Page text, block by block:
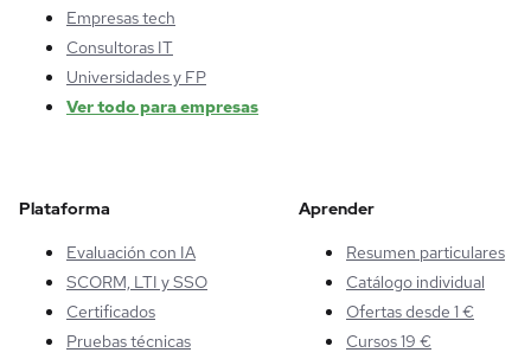
Empresas tech
Consultoras IT
Universidades y FP
Ver todo para empresas
Plataforma
Evaluación con IA
SCORM, LTI y SSO
Certificados
Pruebas técnicas
Aprender
Resumen particulares
Catálogo individual
Ofertas desde 1 €
Cursos 19 €